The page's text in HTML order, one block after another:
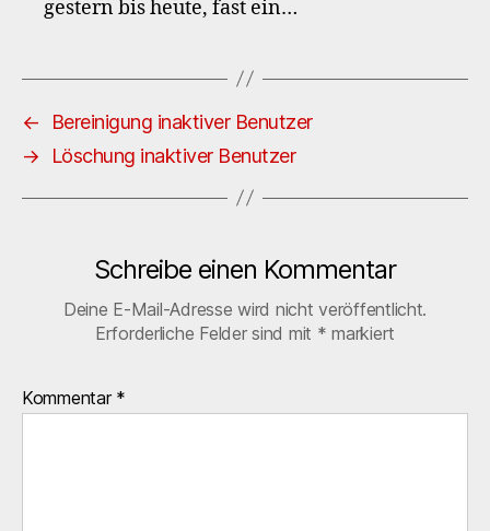
gestern bis heute, fast ein…
←
Bereinigung inaktiver Benutzer
→
Löschung inaktiver Benutzer
Schreibe einen Kommentar
Deine E-Mail-Adresse wird nicht veröffentlicht.
Erforderliche Felder sind mit * markiert
Kommentar *